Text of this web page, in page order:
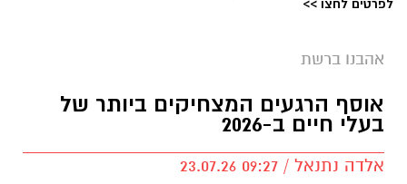
לפרטים לחצו >>
אהבנו ברשת
אוסף הרגעים המצחיקים ביותר של
בעלי חיים ב-2026
אלדה נתנאל / 09:27 23.07.26